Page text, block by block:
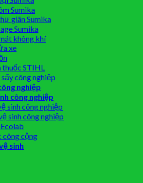
Sumika
giãn Sumika
Sumika
không khí
xe
thuốc STIHL
công nghiệp
nghiệp
công nghiệp
sinh công nghiệp
sinh công nghiệp
công cộng
sinh